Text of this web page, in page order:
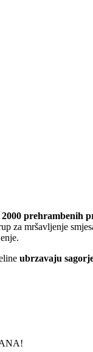
za mršavljenje
ubrzavaju